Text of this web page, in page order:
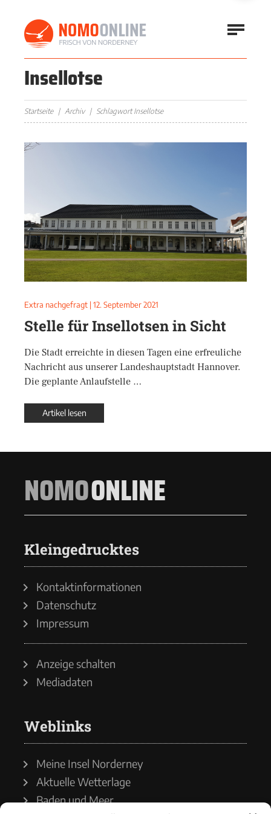
Insellotse
Startseite Archiv Schlagwort Insellotse
Extra nachgefragt | 12. September 2021
Stelle für Insellotsen in Sicht
Die Stadt erreichte in diesen Tagen eine erfreuliche
Nachricht aus unserer Landeshauptstadt Hannover.
Die geplante Anlaufstelle …
Artikel lesen
NOMOONLINE
Kleingedrucktes
Kontaktinformationen
Datenschutz
Impressum
Anzeige schalten
Mediadaten
Weblinks
Meine Insel Norderney
Aktuelle Wetterlage
Baden und Meer